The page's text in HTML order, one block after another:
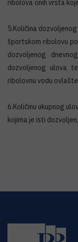
ribolova onih vrsta
5.Količina
športskom ribolovu
dozvoljenog
dozvoljenog ulova
ribolovnu vodu
6.Količinu ukupnog
kojima je isti